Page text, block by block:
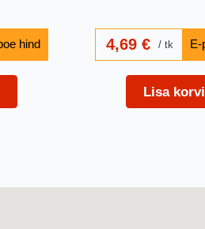
4,69€ tk
Lisa korvi